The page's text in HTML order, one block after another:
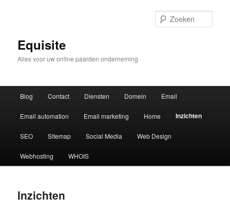
Equisite
Alles voor uw online paarden onderneming
Blog Contact Diensten Domein Email
Email automation Email marketing Home Inzichten
SEO Sitemap Social Media Web Design
Webhosting WHOIS
Inzichten